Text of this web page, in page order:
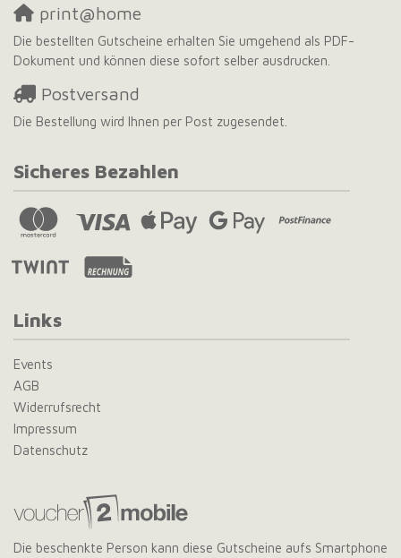
print@home
Die bestellten Gutscheine erhalten Sie umgehend als PDF-
Dokument und können diese sofort selber ausdrucken.
Postversand
Die Bestellung wird Ihnen per Post zugesendet.
Sicheres Bezahlen
Links
Events
AGB
Widerrufsrecht
Impressum
Datenschutz
Die beschenkte Person kann diese Gutscheine aufs Smartphone